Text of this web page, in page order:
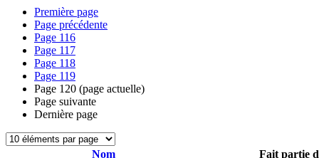
Première page
Page précédente
Page 116
Page 117
Page 118
Page 119
Page 120 (page actuelle)
Page suivante
Dernière page
Nom
Fait partie